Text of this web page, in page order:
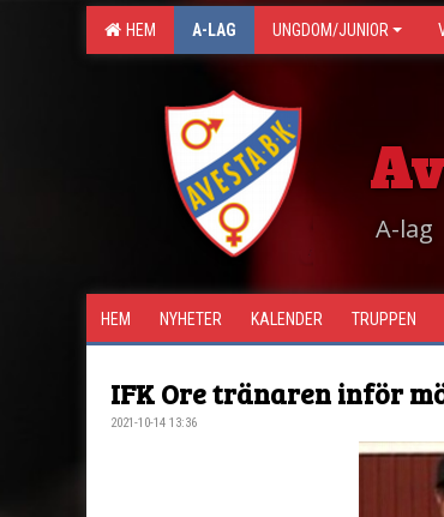
HEM A-LAG UNGDOM/JUNIOR
A-lag
HEM NYHETER KALENDER TRUPPEN
IFK Ore tränaren inför
2021-10-14 13:36